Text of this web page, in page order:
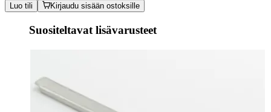
Luo tili Kirjaudu sisään ostoksille
Suositeltavat lisävarusteet